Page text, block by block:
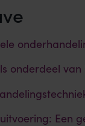
onderdeel van
Een